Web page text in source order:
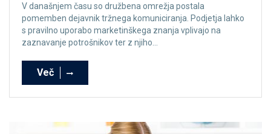
V današnjem času so družbena omrežja postala
pomemben dejavnik tržnega komuniciranja. Podjetja lahko
s pravilno uporabo marketinškega znanja vplivajo na
zaznavanje potrošnikov ter z njiho...
Več